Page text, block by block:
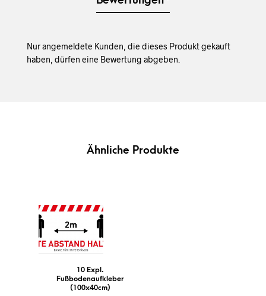
Nur angemeldete Kunden, die dieses Produkt gekauft
haben, dürfen eine Bewertung abgeben.
Ähnliche Produkte
10 Expl.
Fußbodenaufkleber
(100x40cm)